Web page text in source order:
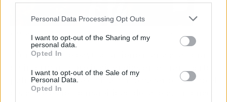
Personal Data Processing Opt Outs
I want to opt-out of the Sharing of my
personal data.
Opted In
I want to opt-out of the Sale of my
Personal Data.
Opted In
"Como veis, Teleayuso sí tiene maña a la hora
de informar sobre incidencias en el transporte
público. Solo se le olvida cómo hacerlo cuando el
desastre es responsabilidad de la jefa. Entonces